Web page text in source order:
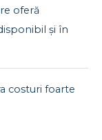
oferă
și în
costuri foarte